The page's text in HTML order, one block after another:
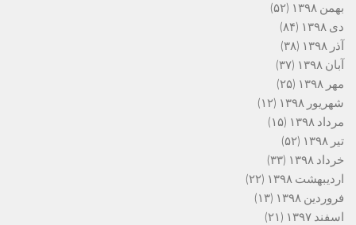
بهمن ۱۳۹۸
(۵۲)
دی ۱۳۹۸
(۸۴)
آذر ۱۳۹۸
(۳۸)
آبان ۱۳۹۸
(۳۷)
مهر ۱۳۹۸
(۲۵)
شهریور ۱۳۹۸
(۱۲)
مرداد ۱۳۹۸
(۱۵)
تیر ۱۳۹۸
(۵۲)
خرداد ۱۳۹۸
(۳۳)
اردیبهشت ۱۳۹۸
(۲۲)
فروردین ۱۳۹۸
(۱۳)
اسفند ۱۳۹۷
(۲۱)